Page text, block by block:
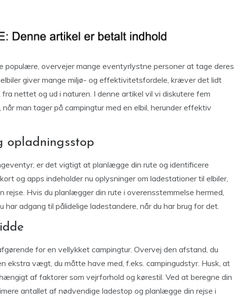
populære, overvejer mange eventyrlystne personer at tage deres
giver mange miljø- og effektivitetsfordele, kræver det lidt
nettet og ud i naturen. I denne artikel vil vi diskutere fem
man tager på campingtur med en elbil, herunder effektiv
opladningsstop
er det vigtigt at planlægge din rute og identificere
og apps indeholder nu oplysninger om ladestationer til elbiler,
rejse. Hvis du planlægger din rute i overensstemmelse hermed,
har adgang til pålidelige ladestandere, når du har brug for det.
for en vellykket campingtur. Overvej den afstand, du
ekstra vægt, du måtte have med, f.eks. campingudstyr. Husk, at
af faktorer som vejrforhold og kørestil. Ved at beregne din
antallet af nødvendige ladestop og planlægge din rejse i